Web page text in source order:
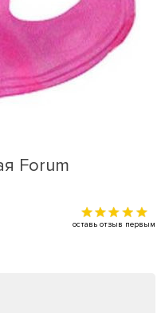
Forum
оставь отзыв первым